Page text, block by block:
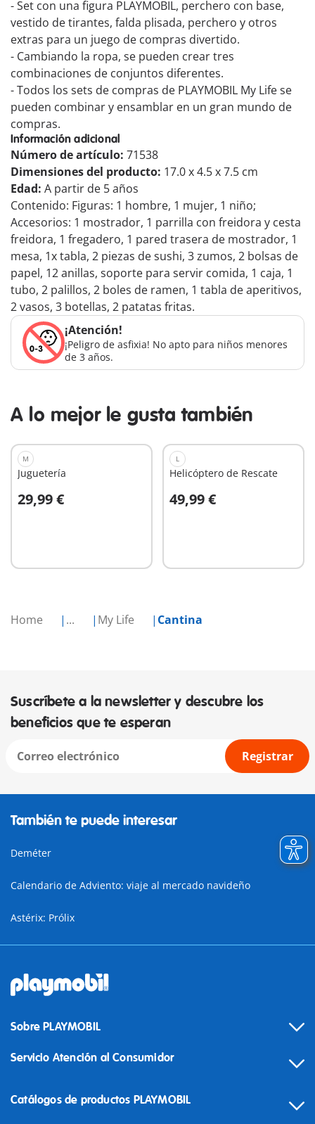
Home ... My Life Cantina
- Set con una figura PLAYMOBIL, perchero con base,
vestido de tirantes, falda plisada, perchero y otros
extras para un juego de compras divertido.
- Cambiando la ropa, se pueden crear tres
combinaciones de conjuntos diferentes.
- Todos los sets de compras de PLAYMOBIL My Life se
pueden combinar y ensamblar en un gran mundo de
compras.
Información adicional
Número de artículo: 71538
Dimensiones del producto: 17.0 x 4.5 x 7.5 cm
Edad: A partir de 5 años
Contenido: Figuras: 1 hombre, 1 mujer, 1 niño;
Accesorios: 1 mostrador, 1 parrilla con freidora y cesta
freidora, 1 fregadero, 1 pared trasera de mostrador, 1
mesa, 1x tabla, 2 piezas de sushi, 3 zumos, 2 bolsas de
papel, 12 anillas, soporte para servir comida, 1 caja, 1
tubo, 2 palillos, 2 boles de ramen, 1 tabla de aperitivos,
2 vasos, 3 botellas, 2 patatas fritas.
¡Atención!
¡Peligro de asfixia! No apto para niños menores
de 3 años.
A lo mejor le gusta también
M
Juguetería
29,99 €
A la cesta
L
Helicóptero de Rescate
49,99 €
A la cesta
Suscríbete a la newsletter y descubre los
beneficios que te esperan
Registrar
También te puede interesar
Deméter
Calendario de Adviento: viaje al mercado navideño
Astérix: Prólix
Sobre PLAYMOBIL
Servicio Atención al Consumidor
Catálogos de productos PLAYMOBIL